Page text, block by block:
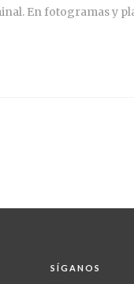
En fotogramas y
SÍGANOS